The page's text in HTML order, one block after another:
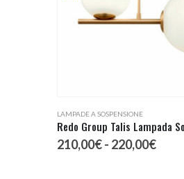
LAMPADE A SOSPENSIONE
210,00€- 220,00€Fascia